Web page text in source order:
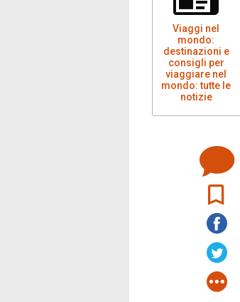
Viaggi nel
mondo:
destinazioni e
consigli per
viaggiare nel
mondo: tutte le
notizie